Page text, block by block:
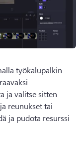
työkalupalkin
ja valitse sitten
reunukset tai
ja pudota resurssi